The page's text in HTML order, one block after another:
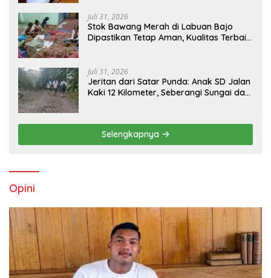
Juli 31, 2026
Stok Bawang Merah di Labuan Bajo
Dipastikan Tetap Aman, Kualitas Terbaik
Juli 31, 2026
Jeritan dari Satar Punda: Anak SD Jalan
Kaki 12 Kilometer, Seberangi Sungai dan
Selengkapnya
Opini